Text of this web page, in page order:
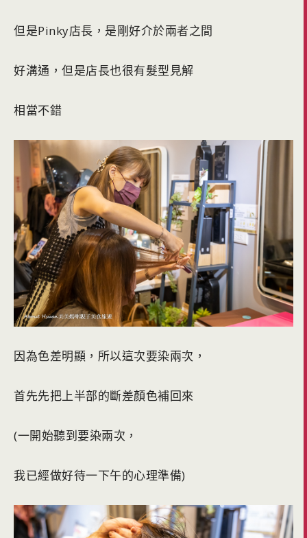
但是Pinky店長，是剛好介於兩者之間
好溝通，但是店長也很有髮型見解
相當不錯
因為色差明顯，所以這次要染兩次，
首先先把上半部的斷差顏色補回來
(一開始聽到要染兩次，
我已經做好待一下午的心理準備)